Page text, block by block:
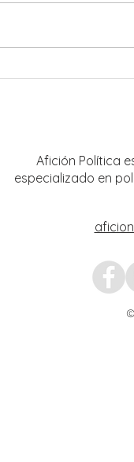
Afición Política
especializado en